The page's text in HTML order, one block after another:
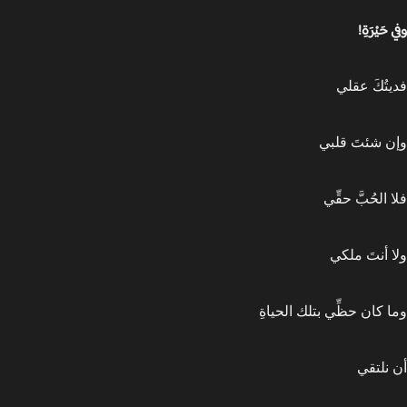
حَيْرَةِ!
عقلي
شئتَ قلبي
الحُبَّ حقِّي
أنتَ ملكي
كان حظِّي بتلك الحياةِ